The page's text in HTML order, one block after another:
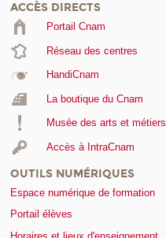
ACCÈS DIRECTS
Portail Cnam
Réseau des centres
HandiCnam
La boutique du Cnam
Musée des arts et métiers
Accès à IntraCnam
OUTILS NUMÉRIQUES
Espace numérique de formation
Portail élèves